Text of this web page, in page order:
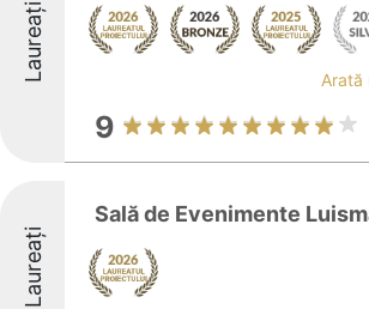
Laureați Arată
9
Laureați
Sală de Evenimente